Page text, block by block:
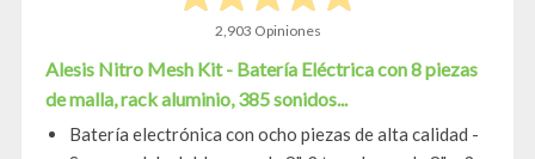
2,903 Opiniones
Alesis Nitro Mesh Kit - Batería Eléctrica con 8 piezas
de malla, rack aluminio, 385 sonidos...
Batería electrónica con ocho piezas de alta calidad -